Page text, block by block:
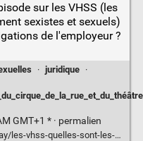
sur les VHSS (les
sexistes et sexuels)
de l'employeur ?
· juridique ·
GMT+1 * · permalien
sont-les-obligations-de-lemployeur